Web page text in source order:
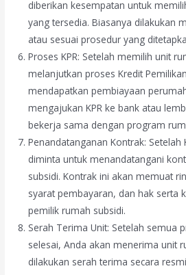
diberikan kesempatan untuk
yang tersedia. Biasanya dilakukan
atau sesuai prosedur yang
Proses KPR: Setelah memilih unit
melanjutkan proses Kredit
mendapatkan pembiayaan
mengajukan KPR ke bank atau
bekerja sama dengan program
Penandatanganan Kontrak: Setelah
diminta untuk menandatangani
subsidi. Kontrak ini akan memuat
syarat pembayaran, dan hak serta
pemilik rumah subsidi.
Serah Terima Unit: Setelah semua
selesai, Anda akan menerima unit
dilakukan serah terima secara